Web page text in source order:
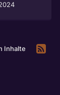
Inhalte